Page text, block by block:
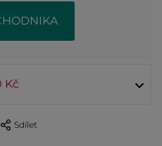
Kč
Sdílet